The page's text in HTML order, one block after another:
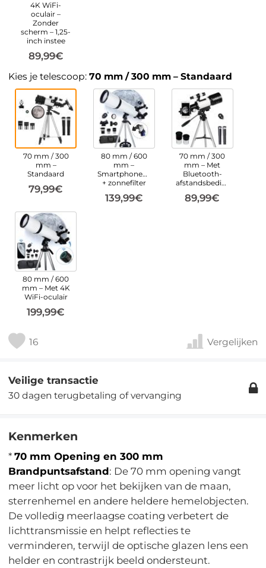
4K WiFi-
oculair –
Zonder
scherm – 1,25-
inch instee
89,99€
Kies je telescoop:70 mm / 300 mm – Standaard
70 mm / 300
mm –
Standaard
79,99€
80 mm / 600
mm –
Smartphonehouder
+ zonnefilter
139,99€
70 mm / 300
mm – Met
Bluetooth-
afstandsbediening
89,99€
80 mm / 600
mm – Met 4K
WiFi-oculair
199,99€
16 Vergelijken
Veilige transactie
30 dagen terugbetaling of vervanging
Kenmerken
*70 mm Opening en 300 mm
Brandpuntsafstand: De 70 mm opening vangt
meer licht op voor het bekijken van de maan,
sterrenhemel en andere heldere hemelobjecten.
De volledig meerlaagse coating verbetert de
lichttransmissie en helpt reflecties te
verminderen, terwijl de optische glazen lens een
helder en contrastrijk beeld ondersteunt.